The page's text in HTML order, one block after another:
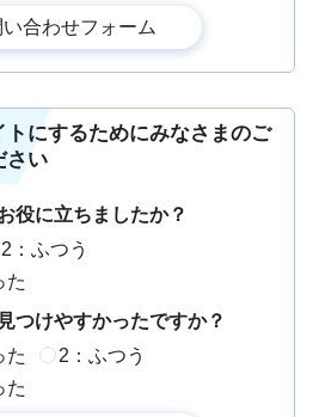
トにするためにみなさまのご
さい
役に立ちましたか？
2：ふつう
た
つけやすかったですか？
た
2：ふつう
た